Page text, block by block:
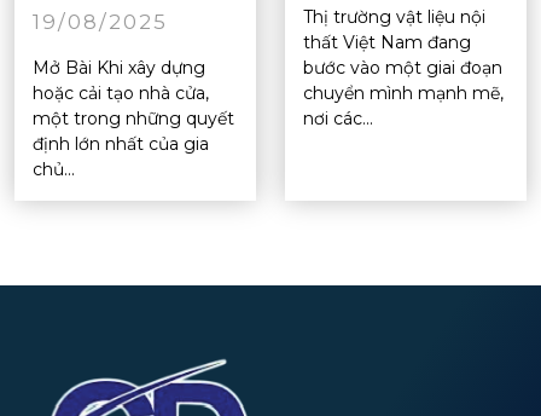
19/08/2025
Mở Bài Khi xây dựng
hoặc cải tạo nhà cửa,
một trong những quyết
định lớn nhất của gia
chủ...
Thị trường vật liệu nội
thất Việt Nam đang
bước vào một giai đoạn
chuyển mình mạnh mẽ,
nơi các...